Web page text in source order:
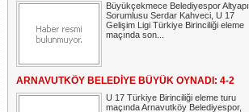
Büyükçekmece Belediyespor Altyapı
Sorumlusu Serdar Kahveci, U 17
Gelişim Ligi Türkiye Birinciliği eleme
maçında son...
ARNAVUTKÖY BELEDİYE BÜYÜK OYNADI: 4-2
U 17 Türkiye Birinciliği eleme turu
maçında Arnavutköy Belediyespor,